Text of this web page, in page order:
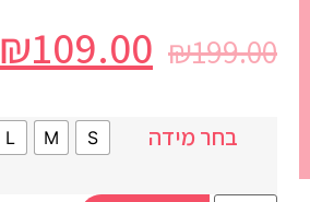
₪199.00
₪109.00
בחר מידה S
M
L